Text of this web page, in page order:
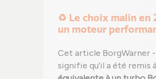
♻️ Le choix malin en
un moteur
Cet article BorgWarner
signifie qu'il a été remis